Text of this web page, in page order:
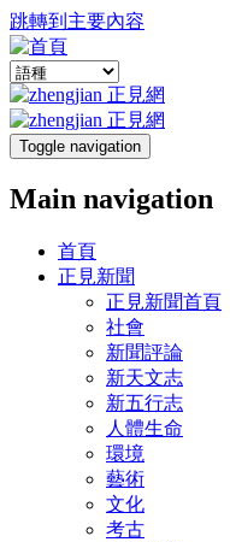
跳轉到主要內容
Toggle navigation
Main navigation
首頁
正見新聞
正見新聞首頁
社會
新聞評論
新天文志
新五行志
人體生命
環境
藝術
文化
考古